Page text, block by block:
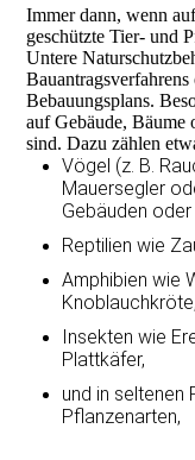
Immer dann, wenn
geschützte Tier- und
Untere
Bebauungsplans.
auf Gebäude, Bäume
sind. Dazu zählen
Vögel (z. B.
Mauersegler
Gebäuden
Reptilien wie
Amphibien wie
Insekten wie
Plattkäfer,
und in seltenen
Pflanzenarten,